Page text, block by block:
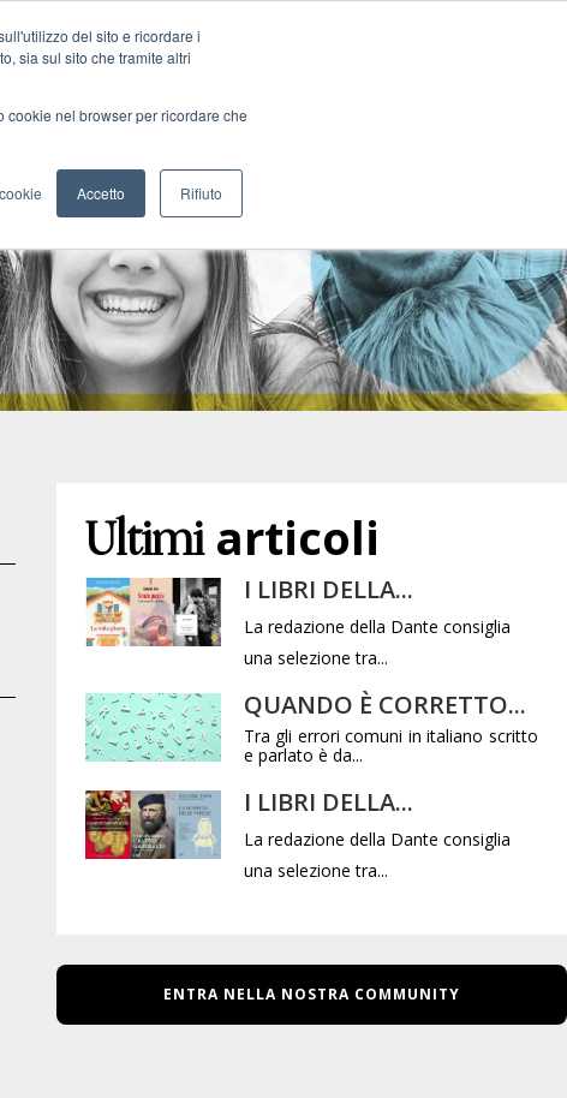
del sito e ricordare i
sia sul sito che tramite altri
cookie nel browser per ricordare che
Accetto Rifiuto
Ultimiarticoli
I LIBRI DELLA...
La redazione della Dante consiglia
una selezione tra...
QUANDO È CORRETTO...
Tra gli errori comuni in italiano scritto
e parlato è da...
I LIBRI DELLA...
La redazione della Dante consiglia
una selezione tra...
ENTRA NELLA NOSTRA COMMUNITY